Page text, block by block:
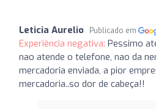
Leticia Aurelio Publicado em
Experiência negativa: Pessimo
nao atende o telefone, nao da
mercadoria enviada, a pior
mercadoria..so dor de cabeça!!